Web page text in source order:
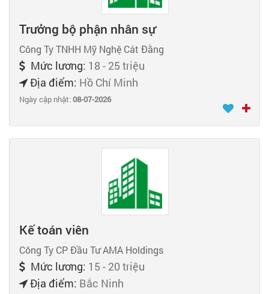
Trưởng bộ phận nhân sự
Công Ty TNHH Mỹ Nghệ Cát Đằng
Mức lương: 18 - 25 triệu
Địa điểm: Hồ Chí Minh
Ngày cập nhật:08-07-2026
Kế toán viên
Công Ty CP Đầu Tư AMA Holdings
Mức lương: 15 - 20 triệu
Địa điểm: Bắc Ninh